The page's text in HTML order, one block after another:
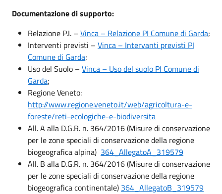
Documentazione di supporto:
Relazione P.I. – Vinca – Relazione PI Comune di Garda;
Interventi previsti – Vinca – Intervanti previsti PI
Comune di Garda;
Uso del Suolo – Vinca – Uso del suolo PI Comune di
Garda;
Regione Veneto:
http://www.regione.veneto.it/web/agricoltura-e-
foreste/reti-ecologiche-e-biodiversita
All. A alla D.G.R. n. 364/2016 (Misure di conservazione
per le zone speciali di conservazione della regione
biogeografica alpina) 364_AllegatoA_319579
All. B alla D.G.R. n. 364/2016 (Misure di conservazione
per le zone speciali di conservazione della regione
biogeografica continentale) 364_AllegatoB_319579